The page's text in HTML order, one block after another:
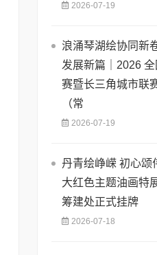
2026-07-19
浪涌琴湖绘协同新
发展新篇｜2026 全
赛暨长三角城市联
（常
2026-07-19
丹青绘峥嵘 初心颂
大红色主题油画特
筹建处正式挂牌
2026-07-18